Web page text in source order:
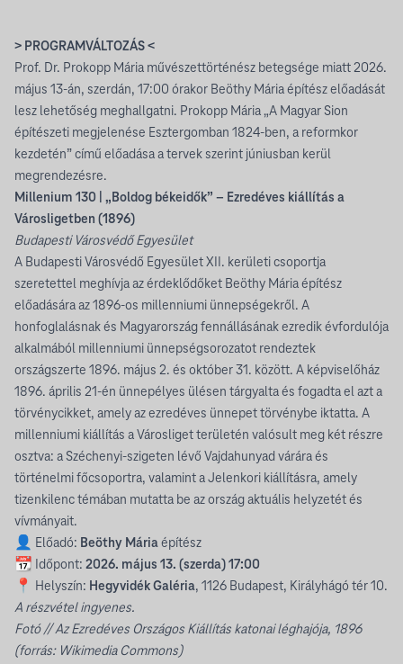
> PROGRAMVÁLTOZÁS <
Prof. Dr. Prokopp Mária művészettörténész betegsége miatt 2026.
május 13-án, szerdán, 17:00 órakor Beöthy Mária építész előadását
lesz lehetőség meghallgatni. Prokopp Mária „A Magyar Sion
építészeti megjelenése Esztergomban 1824-ben, a reformkor
kezdetén” című előadása a tervek szerint júniusban kerül
megrendezésre.
Millenium 130 | „Boldog békeidők” – Ezredéves kiállítás a
Városligetben (1896)
Budapesti Városvédő Egyesület
A Budapesti Városvédő Egyesület XII. kerületi csoportja
szeretettel meghívja az érdeklődőket Beöthy Mária építész
előadására az 1896-os millenniumi ünnepségekről. A
honfoglalásnak és Magyarország fennállásának ezredik évfordulója
alkalmából millenniumi ünnepségsorozatot rendeztek
országszerte 1896. május 2. és október 31. között. A képviselőház
1896. április 21-én ünnepélyes ülésen tárgyalta és fogadta el azt a
törvénycikket, amely az ezredéves ünnepet törvénybe iktatta. A
millenniumi kiállítás a Városliget területén valósult meg két részre
osztva: a Széchenyi-szigeten lévő Vajdahunyad várára és
történelmi főcsoportra, valamint a Jelenkori kiállításra, amely
tizenkilenc témában mutatta be az ország aktuális helyzetét és
vívmányait.
👤 Előadó: Beöthy Máriaépítész
📆 Időpont: 2026. május 13. (szerda) 17:00
📍 Helyszín: Hegyvidék Galéria, 1126 Budapest, Királyhágó tér 10.
A részvétel ingyenes.
Fotó // Az Ezredéves Országos Kiállítás katonai léghajója, 1896
(forrás: Wikimedia Commons)